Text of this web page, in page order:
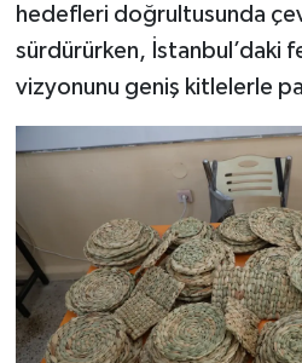
hedefleri doğrultusunda
sürdürürken, İstanbul’daki
vizyonunu geniş kitlelerle